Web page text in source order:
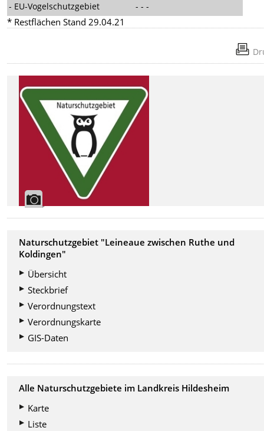
- EU-Vogelschutzgebiet
- - -
* Restflächen Stand 29.04.21
Naturschutzgebiet "Leineaue zwischen Ruthe und
Koldingen"
Übersicht
Steckbrief
Verordnungstext
Verordnungskarte
GIS-Daten
Alle Naturschutzgebiete im Landkreis Hildesheim
Karte
Liste